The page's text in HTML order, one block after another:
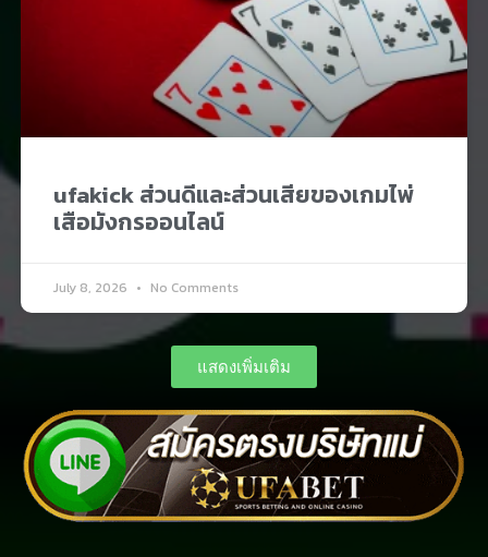
ufakick ส่วนดีและส่วนเสียของเกมไพ่
เสือมังกรออนไลน์
July 8, 2026 No Comments
แสดงเพิ่มเติม